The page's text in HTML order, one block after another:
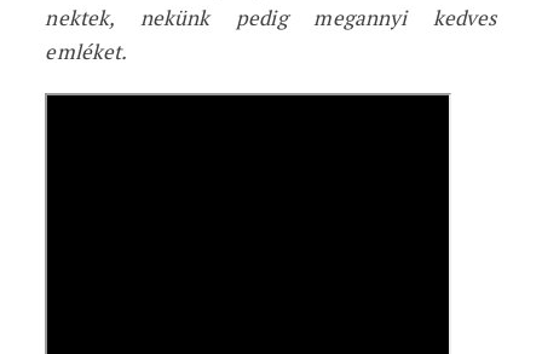
nektek, nekünk pedig megannyi kedves
emléket.